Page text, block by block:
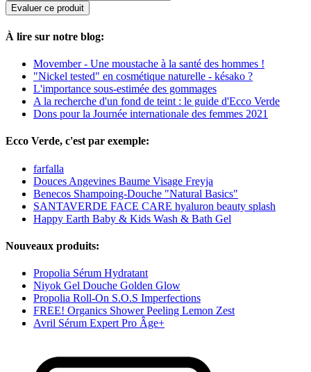
Evaluer ce produit
À lire sur notre blog:
Movember - Une moustache à la santé des hommes !
"Nickel tested" en cosmétique naturelle - késako ?
L'importance sous-estimée des gommages
A la recherche d'un fond de teint : le guide d'Ecco Verde
Dons pour la Journée internationale des femmes 2021
Ecco Verde, c'est par exemple:
farfalla
Douces Angevines Baume Visage Freyja
Benecos Shampoing-Douche "Natural Basics"
SANTAVERDE FACE CARE hyaluron beauty splash
Happy Earth Baby & Kids Wash & Bath Gel
Nouveaux produits:
Propolia Sérum Hydratant
Niyok Gel Douche Golden Glow
Propolia Roll-On S.O.S Imperfections
FREE! Organics Shower Peeling Lemon Zest
Avril Sérum Expert Pro Âge+